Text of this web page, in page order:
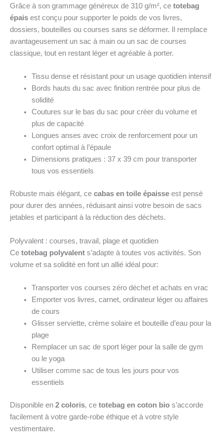
Grâce à son grammage généreux de 310 g/m², ce totebag
épais est conçu pour supporter le poids de vos livres,
dossiers, bouteilles ou courses sans se déformer. Il remplace
avantageusement un sac à main ou un sac de courses
classique, tout en restant léger et agréable à porter.
Tissu dense et résistant pour un usage quotidien intensif
Bords hauts du sac avec finition rentrée pour plus de
solidité
Coutures sur le bas du sac pour créer du volume et
plus de capacité
Longues anses avec croix de renforcement pour un
confort optimal à l’épaule
Dimensions pratiques : 37 x 39 cm pour transporter
tous vos essentiels
Robuste mais élégant, ce cabas en toile épaisse est pensé
pour durer des années, réduisant ainsi votre besoin de sacs
jetables et participant à la réduction des déchets.
Polyvalent : courses, travail, plage et quotidien
Ce totebag polyvalent s’adapte à toutes vos activités. Son
volume et sa solidité en font un allié idéal pour:
Transporter vos courses zéro déchet et achats en vrac
Emporter vos livres, carnet, ordinateur léger ou affaires
de cours
Glisser serviette, crème solaire et bouteille d’eau pour la
plage
Remplacer un sac de sport léger pour la salle de gym
ou le yoga
Utiliser comme sac de tous les jours pour vos
essentiels
Disponible en 2 coloris, ce totebag en coton bio s’accorde
facilement à votre garde-robe éthique et à votre style
vestimentaire.